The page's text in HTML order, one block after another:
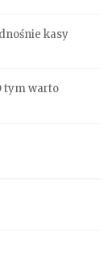
kasy
tym warto